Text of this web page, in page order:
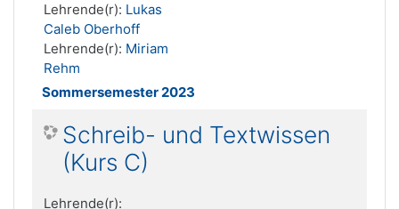
Lehrende(r): Lukas
Caleb Oberhoff
Lehrende(r): Miriam
Rehm
Sommersemester 2023
Schreib- und Textwissen
(Kurs C)
Lehrende(r):